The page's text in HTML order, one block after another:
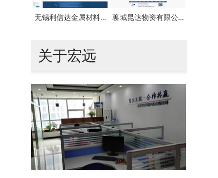
无锡利信达金属材料... 聊城昆达物资有限公...
关于宏远